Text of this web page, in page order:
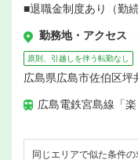
■退職金制度あり（勤
勤務地・アクセス
原則、引越しを伴う転勤なし
広島県広島市佐伯区坪
広島電鉄宮島線「
同じエリアで似た条件